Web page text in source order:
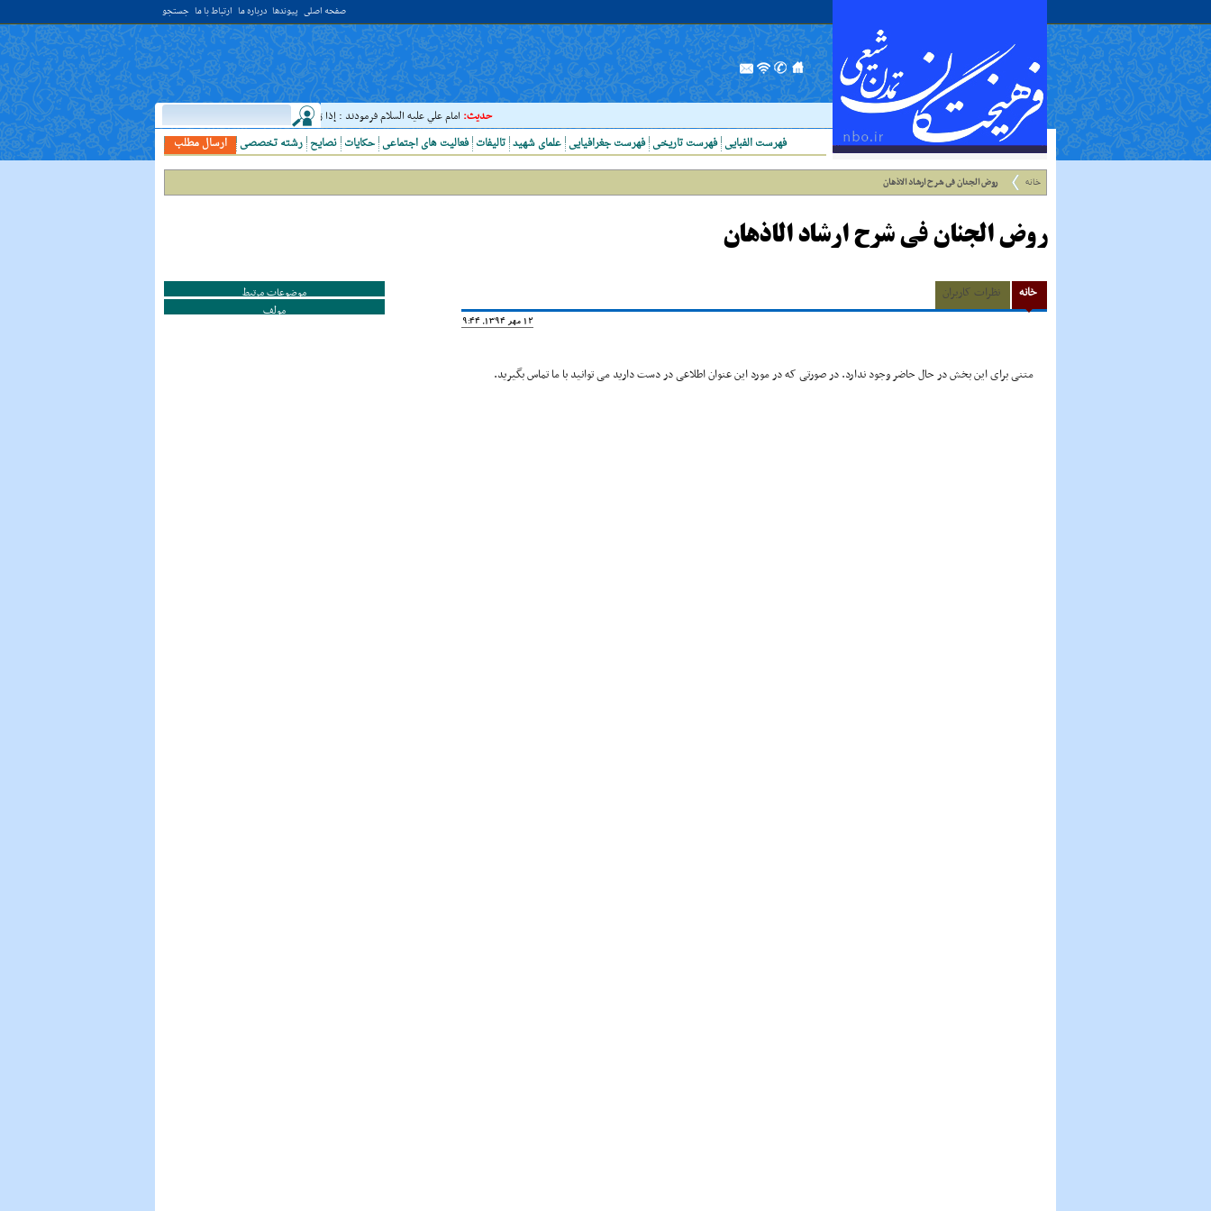
صفحه اصلی پیوندها درباره ما ارتباط با ما جستجو
حدیث:امام علي عليه السلام فرمودند : إذا رَأيتَ عالِما فَکُن لَهُ خادِما ؛ هرگاه دانشمندى ديدى، به او خدمت کن. ( غررالحکم ح ۴۰۴۴ )
ارسال مطلب
رشته تخصصی نصایح حکایات فعالیت های اجتماعی تالیفات علمای شهید فهرست جغرافیایی فهرست تاریخی فهرست الفبایی
خانه روض الجنان فى شرح ارشاد الاذهان
روض الجنان فى شرح ارشاد الاذهان
خانه نظرات کاربران
12 مهر 1394, 19:44
متنی برای این بخش در حال حاضر وجود ندارد. در صورتی که در مورد این عنوان اطلاعی در دست دارید می توانید با ما تماس بگیرید.
موضوعات مرتبط
مولف